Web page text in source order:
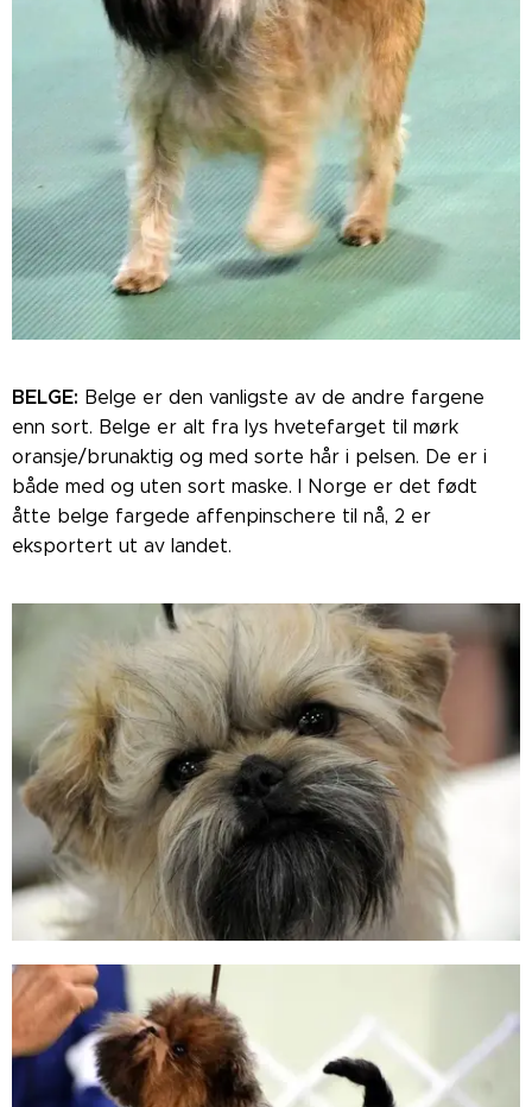
BELGE: Belge er den vanligste av de andre fargene
enn sort. Belge er alt fra lys hvetefarget til mørk
oransje/brunaktig og med sorte hår i pelsen. De er i
både med og uten sort maske. I Norge er det født
åtte belge fargede affenpinschere til nå, 2 er
eksportert ut av landet.